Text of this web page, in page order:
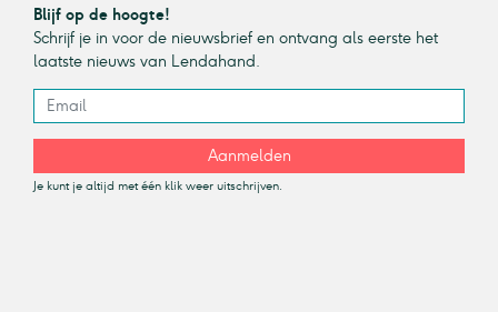
Blijf op de hoogte!
Schrijf je in voor de nieuwsbrief en ontvang als eerste het
laatste nieuws van Lendahand.
Aanmelden
Je kunt je altijd met één klik weer uitschrijven.